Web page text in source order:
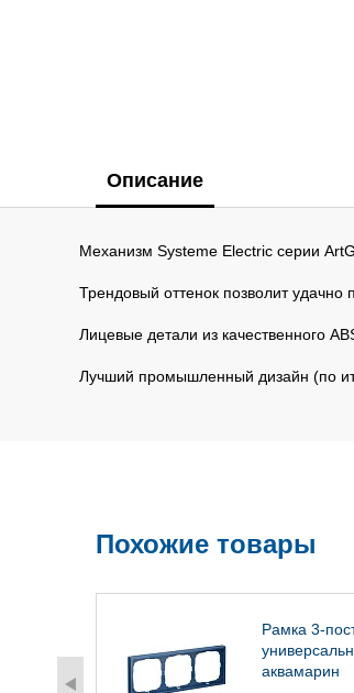
Описание
Механизм Systeme Electric серии
Трендовый оттенок позволит удачно
Лицевые детали из качественного
Лучший промышленный дизайн (по
Похожие товары
Рамка 3-
аквамарин